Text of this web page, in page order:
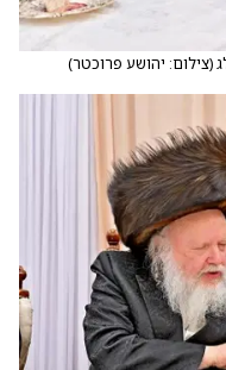
(צילום: יהושע פרוכטר)